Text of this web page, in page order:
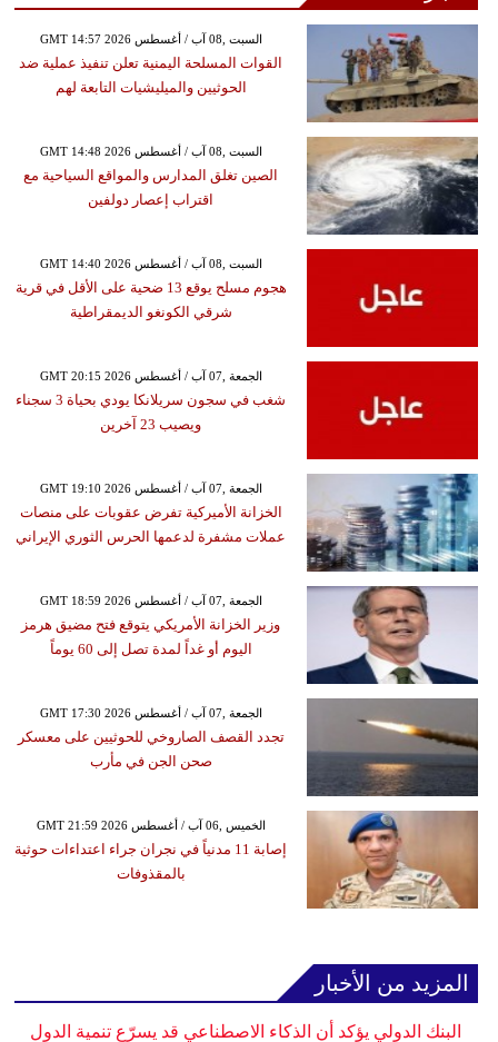
GMT 14:57 2026 السبت ,08 آب / أغسطس
القوات المسلحة اليمنية تعلن تنفيذ عملية ضد
الحوثيين والميليشيات التابعة لهم
GMT 14:48 2026 السبت ,08 آب / أغسطس
الصين تغلق المدارس والمواقع السياحية مع
اقتراب إعصار دولفين
GMT 14:40 2026 السبت ,08 آب / أغسطس
هجوم مسلح يوقع 13 ضحية على الأقل في قرية
شرقي الكونغو الديمقراطية
GMT 20:15 2026 الجمعة ,07 آب / أغسطس
شغب في سجون سريلانكا يودي بحياة 3 سجناء
ويصيب 23 آخرين
GMT 19:10 2026 الجمعة ,07 آب / أغسطس
الخزانة الأميركية تفرض عقوبات على منصات
عملات مشفرة لدعمها الحرس الثوري الإيراني
GMT 18:59 2026 الجمعة ,07 آب / أغسطس
وزير الخزانة الأمريكي يتوقع فتح مضيق هرمز
اليوم أو غداً لمدة تصل إلى 60 يوماً
GMT 17:30 2026 الجمعة ,07 آب / أغسطس
تجدد القصف الصاروخي للحوثيين على معسكر
صحن الجن في مأرب
GMT 21:59 2026 الخميس ,06 آب / أغسطس
إصابة 11 مدنياً في نجران جراء اعتداءات حوثية
بالمقذوفات
المزيد من الأخبار
البنك الدولي يؤكد أن الذكاء الاصطناعي قد يسرّع تنمية الدول